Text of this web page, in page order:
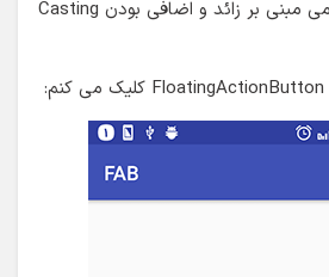
در صورت استفاده، پیغامی مبنی بر زائد و اضافی بودن Casting